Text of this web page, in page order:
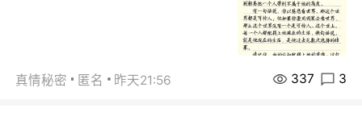
真情秘密 匿名 昨天21:56 337 3